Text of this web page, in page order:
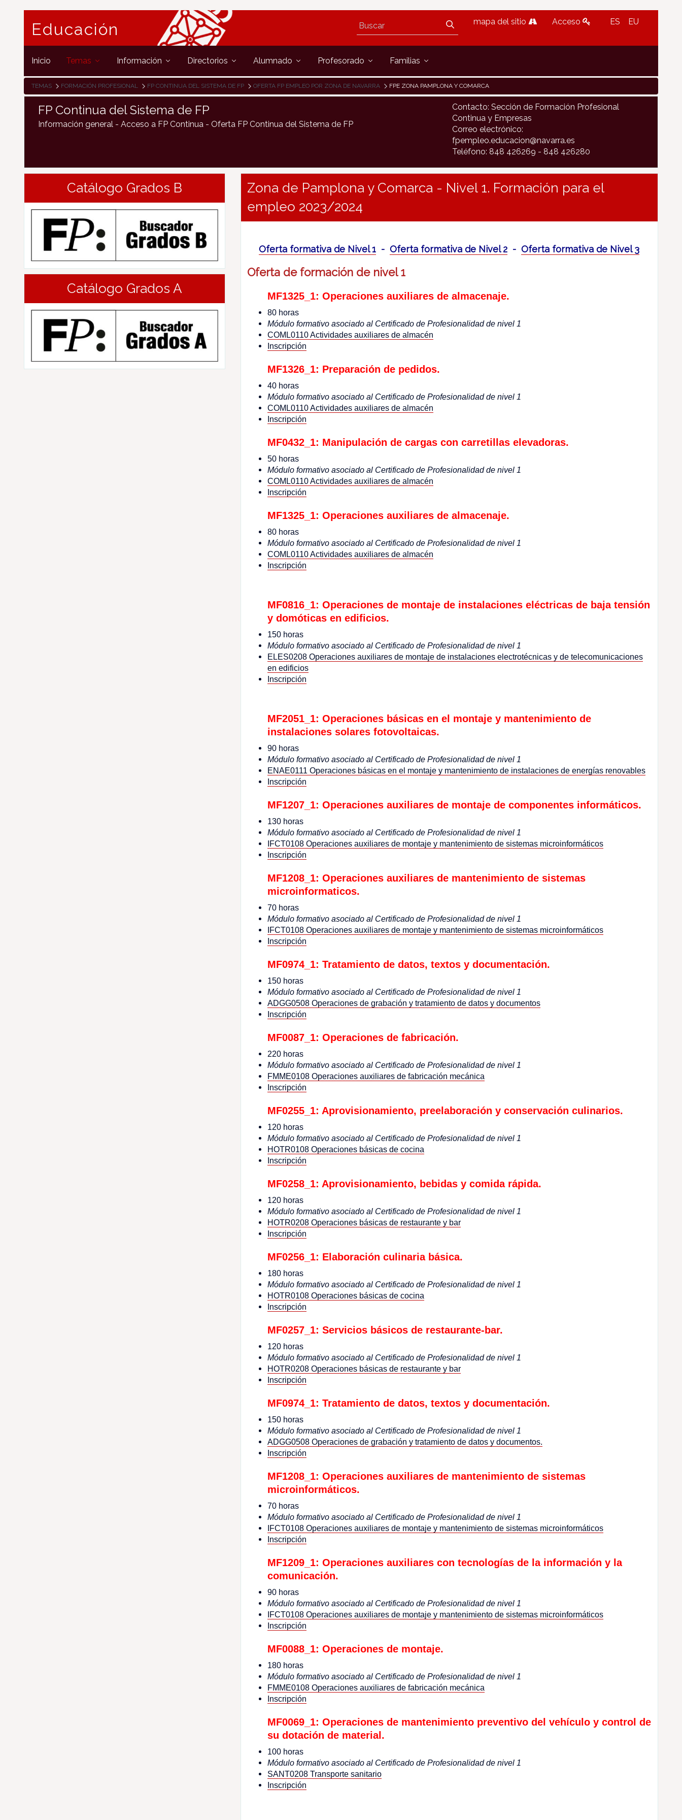
Educación mapa del sitio Acceso ES EU
Inicio Temas Información Directorios Alumnado Profesorado Familias
TEMAS FORMACIÓN PROFESIONAL FP CONTINUA DEL SISTEMA DE FP OFERTA FP EMPLEO POR ZONA DE NAVARRA FPE ZONA PAMPLONA Y COMARCA
FP Continua del Sistema de FP
Información general - Acceso a FP Continua - Oferta FP Continua del Sistema de FP
Contacto: Sección de Formación Profesional
Continua y Empresas
Correo electrónico:
fpempleo.educacion@navarra.es
Teléfono: 848 426269 - 848 426280
Catálogo Grados B
Catálogo Grados A
Zona de Pamplona y Comarca - Nivel 1. Formación para el
empleo 2023/2024
Oferta formativa de Nivel 1 -Oferta formativa de Nivel 2 -Oferta formativa de Nivel 3
Oferta de formación de nivel 1
MF1325_1: Operaciones auxiliares de almacenaje.
80 horas
Módulo formativo asociado al Certificado de Profesionalidad de nivel 1
COML0110 Actividades auxiliares de almacén
Inscripción
MF1326_1: Preparación de pedidos.
40 horas
Módulo formativo asociado al Certificado de Profesionalidad de nivel 1
COML0110 Actividades auxiliares de almacén
Inscripción
MF0432_1: Manipulación de cargas con carretillas elevadoras.
50 horas
Módulo formativo asociado al Certificado de Profesionalidad de nivel 1
COML0110 Actividades auxiliares de almacén
Inscripción
MF1325_1: Operaciones auxiliares de almacenaje.
80 horas
Módulo formativo asociado al Certificado de Profesionalidad de nivel 1
COML0110 Actividades auxiliares de almacén
Inscripción
MF0816_1: Operaciones de montaje de instalaciones eléctricas de baja tensión
y domóticas en edificios.
150 horas
Módulo formativo asociado al Certificado de Profesionalidad de nivel 1
ELES0208 Operaciones auxiliares de montaje de instalaciones electrotécnicas y de telecomunicaciones
en edificios
Inscripción
MF2051_1: Operaciones básicas en el montaje y mantenimiento de
instalaciones solares fotovoltaicas.
90 horas
Módulo formativo asociado al Certificado de Profesionalidad de nivel 1
ENAE0111 Operaciones básicas en el montaje y mantenimiento de instalaciones de energías renovables
Inscripción
MF1207_1: Operaciones auxiliares de montaje de componentes informáticos.
130 horas
Módulo formativo asociado al Certificado de Profesionalidad de nivel 1
IFCT0108 Operaciones auxiliares de montaje y mantenimiento de sistemas microinformáticos
Inscripción
MF1208_1: Operaciones auxiliares de mantenimiento de sistemas
microinformaticos.
70 horas
Módulo formativo asociado al Certificado de Profesionalidad de nivel 1
IFCT0108 Operaciones auxiliares de montaje y mantenimiento de sistemas microinformáticos
Inscripción
MF0974_1: Tratamiento de datos, textos y documentación.
150 horas
Módulo formativo asociado al Certificado de Profesionalidad de nivel 1
ADGG0508 Operaciones de grabación y tratamiento de datos y documentos
Inscripción
MF0087_1: Operaciones de fabricación.
220 horas
Módulo formativo asociado al Certificado de Profesionalidad de nivel 1
FMME0108 Operaciones auxiliares de fabricación mecánica
Inscripción
MF0255_1: Aprovisionamiento, preelaboración y conservación culinarios.
120 horas
Módulo formativo asociado al Certificado de Profesionalidad de nivel 1
HOTR0108 Operaciones básicas de cocina
Inscripción
MF0258_1: Aprovisionamiento, bebidas y comida rápida.
120 horas
Módulo formativo asociado al Certificado de Profesionalidad de nivel 1
HOTR0208 Operaciones básicas de restaurante y bar
Inscripción
MF0256_1: Elaboración culinaria básica.
180 horas
Módulo formativo asociado al Certificado de Profesionalidad de nivel 1
HOTR0108 Operaciones básicas de cocina
Inscripción
MF0257_1: Servicios básicos de restaurante-bar.
120 horas
Módulo formativo asociado al Certificado de Profesionalidad de nivel 1
HOTR0208 Operaciones básicas de restaurante y bar
Inscripción
MF0974_1: Tratamiento de datos, textos y documentación.
150 horas
Módulo formativo asociado al Certificado de Profesionalidad de nivel 1
ADGG0508 Operaciones de grabación y tratamiento de datos y documentos.
Inscripción
MF1208_1: Operaciones auxiliares de mantenimiento de sistemas
microinformáticos.
70 horas
Módulo formativo asociado al Certificado de Profesionalidad de nivel 1
IFCT0108 Operaciones auxiliares de montaje y mantenimiento de sistemas microinformáticos
Inscripción
MF1209_1: Operaciones auxiliares con tecnologías de la información y la
comunicación.
90 horas
Módulo formativo asociado al Certificado de Profesionalidad de nivel 1
IFCT0108 Operaciones auxiliares de montaje y mantenimiento de sistemas microinformáticos
Inscripción
MF0088_1: Operaciones de montaje.
180 horas
Módulo formativo asociado al Certificado de Profesionalidad de nivel 1
FMME0108 Operaciones auxiliares de fabricación mecánica
Inscripción
MF0069_1: Operaciones de mantenimiento preventivo del vehículo y control de
su dotación de material.
100 horas
Módulo formativo asociado al Certificado de Profesionalidad de nivel 1
SANT0208 Transporte sanitario
Inscripción